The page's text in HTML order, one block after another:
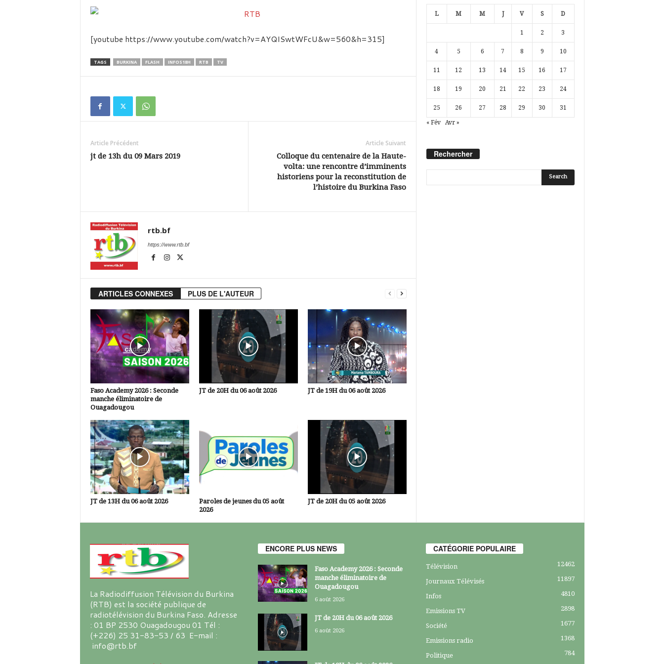
d
k
[youtube https://www.youtube.com/watch?v=AYQISwtWFcU&w=560&h=315]
TAGS BURKINA FLASH INFOS18H RTB TV
Article Précédent
jt de 13h du 09 Mars 2019
Article Suivant
Colloque du centenaire de la Haute-
volta: une rencontre d’imminents
historiens pour la reconstitution de
l’histoire du Burkina Faso
rtb.bf
https://www.rtb.bf
ARTICLES CONNEXES PLUS DE L'AUTEUR
Faso Academy 2026 : Seconde
manche éliminatoire de
Ouagadougou
JT de 20H du 06 août 2026 JT de 19H du 06 août 2026
JT de 13H du 06 août 2026
Paroles de jeunes du 05 août
2026
JT de 20H du 05 août 2026
L M M J V S D
1 2 3
4 5 6 7 8 9 10
11 12 13 14 15 16 17
18 19 20 21 22 23 24
25 26 27 28 29 30 31
« Fév Avr »
Rechercher
La Radiodiffusion Télévision du Burkina
(RTB) est la société publique de
radiotélévision du Burkina Faso. Adresse
: 01 BP 2530 Ouagadougou 01 Tél :
(+226) 25 31-83-53 / 63 E-mail :
info@rtb.bf
ENCORE PLUS NEWS
Faso Academy 2026 : Seconde
manche éliminatoire de
Ouagadougou
6 août 2026
JT de 20H du 06 août 2026
6 août 2026
CATÉGORIE POPULAIRE
Télévision 12462
Journaux Télévisés 11897
Infos 4810
Emissions TV 2898
Société 1677
Emissions radio 1368
Politique 784